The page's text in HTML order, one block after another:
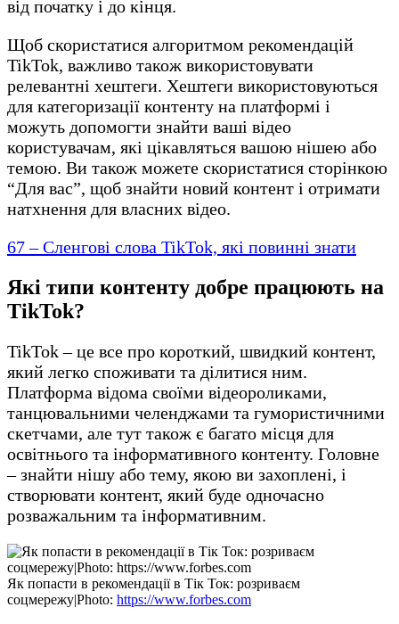
від початку і до кінця.
Щоб скористатися алгоритмом рекомендацій
TikTok, важливо також використовувати
релевантні хештеги. Хештеги використовуються
для категоризації контенту на платформі і
можуть допомогти знайти ваші відео
користувачам, які цікавляться вашою нішею або
темою. Ви також можете скористатися сторінкою
“Для вас”, щоб знайти новий контент і отримати
натхнення для власних відео.
67 – Сленгові cлова TikTok, які повинні знати
Які типи контенту добре працюють на
TikTok?
TikTok – це все про короткий, швидкий контент,
який легко споживати та ділитися ним.
Платформа відома своїми відеороликами,
танцювальними челенджами та гумористичними
скетчами, але тут також є багато місця для
освітнього та інформативного контенту. Головне
– знайти нішу або тему, якою ви захоплені, і
створювати контент, який буде одночасно
розважальним та інформативним.
Як попасти в рекомендації в Тік Ток: розриваєм
соцмережу|Photo: https://www.forbes.com